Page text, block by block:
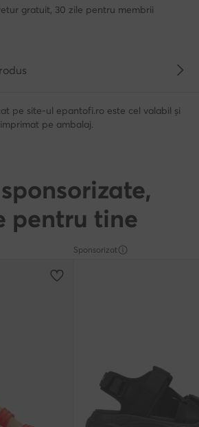
gratuit, 30 zile pentru membrii
pe site-ul epantofi.ro este cel valabil și
pe ambalaj.
pentru tine
Sponsorizat